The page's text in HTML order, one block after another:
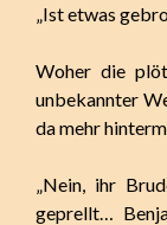
„Ist etwas
Woher die
unbekannter
da mehr
„Nein, ihr
geprellt…